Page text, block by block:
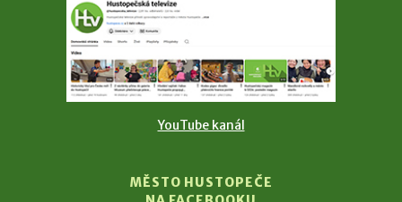
YouTube kanál
MĚSTO HUSTOPEČE